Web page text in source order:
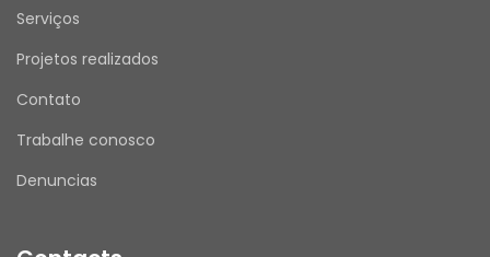
PEÇA 15089815 (VOE15089815):
A25G, A30, A30C, A30F, A30G, A35, A35C, A35F,
A35G, A40F, A40G, A45G FS e A60H.
Serviços
Projetos realizados
Contato
Trabalhe conosco
Denuncias